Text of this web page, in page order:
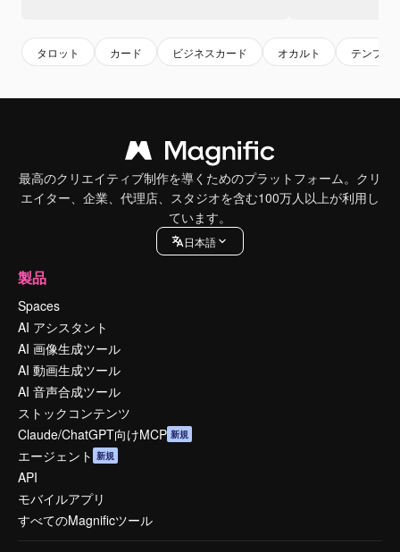
タロット カード ビジネスカード オカルト テンプレ
最高のクリエイティブ制作を導くためのプラットフォーム。クリ
エイター、企業、代理店、スタジオを含む100万人以上が利用し
ています。
日本語
製品
Spaces
AI アシスタント
AI 画像生成ツール
AI 動画生成ツール
AI 音声合成ツール
ストックコンテンツ
Claude/ChatGPT向けMCP 新規
エージェント 新規
API
モバイルアプリ
すべてのMagnificツール